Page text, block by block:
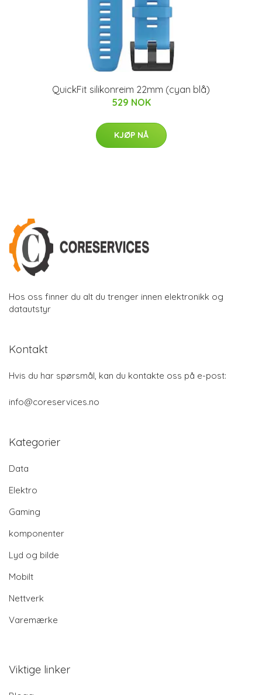
QuickFit silikonreim 22mm (cyan blå)
529 NOK
KJØP NÅ
Hos oss finner du alt du trenger innen elektronikk og
datautstyr
Kontakt
Hvis du har spørsmål, kan du kontakte oss på e-post:
info@coreservices.no
Kategorier
Data
Elektro
Gaming
komponenter
Lyd og bilde
Mobilt
Nettverk
Varemærke
Viktige linker